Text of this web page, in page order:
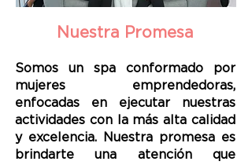
Nuestra Promesa
Somos un spa conformado por
mujeres emprendedoras,
enfocadas en ejecutar nuestras
actividades con la más alta calidad
y excelencia. Nuestra promesa es
brindarte una atención que